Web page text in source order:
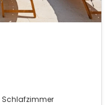
Schlafzimmer